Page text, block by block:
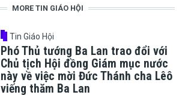
MORE TIN GIÁO HỘI
Tin Giáo Hội
Phó Thủ tướng Ba Lan trao đổi với
Chủ tịch Hội đồng Giám mục nước
này về việc mời Đức Thánh cha Lêô
viếng thăm Ba Lan